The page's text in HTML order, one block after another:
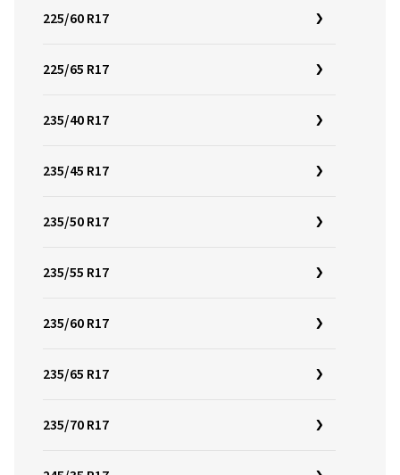
225/60 R17
225/65 R17
235/40 R17
235/45 R17
235/50 R17
235/55 R17
235/60 R17
235/65 R17
235/70 R17